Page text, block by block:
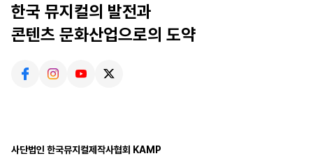
한국 뮤지컬의 발전과
콘텐츠 문화산업으로의 도약
사단법인 한국뮤지컬제작사협회 KAMP